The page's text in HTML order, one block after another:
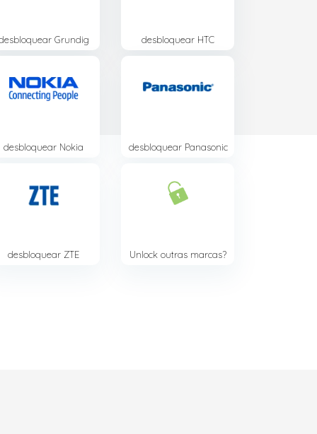
Grundig desbloquear HTC
desbloquear Nokia desbloquear Panasonic
desbloquear ZTE Unlock outras marcas?